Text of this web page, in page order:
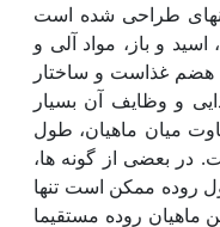
طراحی شده است
اسید و باز، مواد آلی و
هضم غذاست و ساختار
و وظایف آن بسیار
میان ماهیان، طول
در بعضی از گونه ها،
روده ممکن است تنها
ماهیان روده مستقیما